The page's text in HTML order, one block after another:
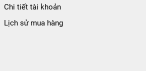
Chi tiết tài khoản
Lịch sử mua hàng